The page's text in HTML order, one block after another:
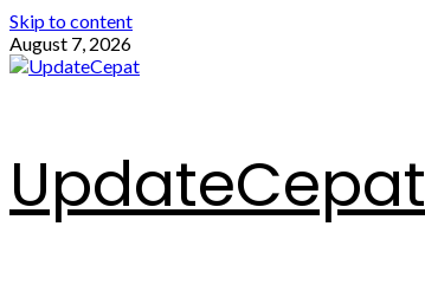
Skip to content
August 7, 2026
UpdateCepat